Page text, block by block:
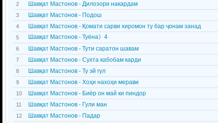
2 Шавқат Мастонов - Дилозори накардам
3 Шавқат Мастонов - Подош
4 Шавқат Мастонов - Қомати сарви хиромон ту бар ҷонам занад
5 Шавқат Мастонов - Туёна》4
6 Шавқат Мастонов - Тути саратон шавам
7 Шавқат Мастонов - Сухта кабобам карди
8 Шавқат Мастонов - Ту эй гул
9 Шавқат Мастонов - Хоҳи нахоҳи мерави
10 Шавқат Мастонов - Биёр он май ки пиндор
11 Шавқат Мастонов - Гули ман
12 Шавқат Мастонов - Падар